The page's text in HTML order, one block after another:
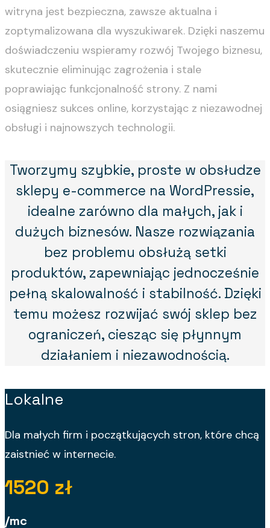
witryna jest bezpieczna, zawsze aktualna i
zoptymalizowana dla wyszukiwarek. Dzięki naszemu
doświadczeniu wspieramy rozwój Twojego biznesu,
skutecznie eliminując zagrożenia i stale
poprawiając funkcjonalność strony. Z nami
osiągniesz sukces online, korzystając z niezawodnej
obsługi i najnowszych technologii.
Tworzymy szybkie, proste w obsłudze
sklepy e-commerce na WordPressie,
idealne zarówno dla małych, jak i
dużych biznesów. Nasze rozwiązania
bez problemu obsłużą setki
produktów, zapewniając jednocześnie
pełną skalowalność i stabilność. Dzięki
temu możesz rozwijać swój sklep bez
ograniczeń, ciesząc się płynnym
działaniem i niezawodnością.
Lokalne
Dla małych firm i początkujących stron, które chcą
zaistnieć w internecie.
1520 zł
/mc